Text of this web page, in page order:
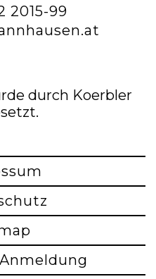
2015-99
durch Koerbler